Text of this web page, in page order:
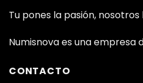
Tu pones la pasión,
Numisnova es una empresa
CONTACTO